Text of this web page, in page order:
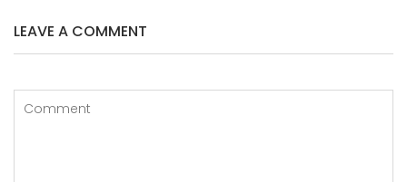
LEAVE A COMMENT